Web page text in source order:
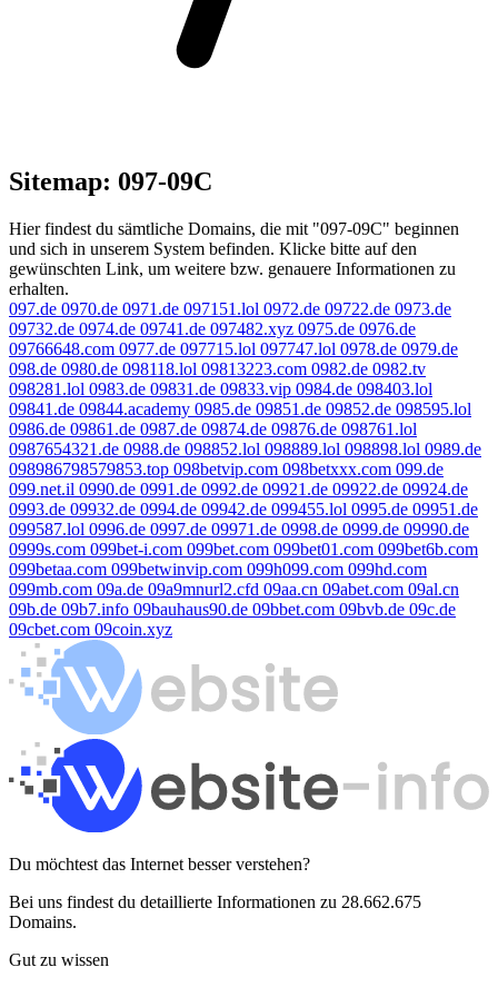
Sitemap: 097-09C
Hier findest du sämtliche Domains, die mit "097-09C" beginnen
und sich in unserem System befinden. Klicke bitte auf den
gewünschten Link, um weitere bzw. genauere Informationen zu
erhalten.
097.de 0970.de 0971.de 097151.lol 0972.de 09722.de 0973.de
09732.de 0974.de 09741.de 097482.xyz 0975.de 0976.de
09766648.com 0977.de 097715.lol 097747.lol 0978.de 0979.de
098.de 0980.de 098118.lol 09813223.com 0982.de 0982.tv
098281.lol 0983.de 09831.de 09833.vip 0984.de 098403.lol
09841.de 09844.academy 0985.de 09851.de 09852.de 098595.lol
0986.de 09861.de 0987.de 09874.de 09876.de 098761.lol
0987654321.de 0988.de 098852.lol 098889.lol 098898.lol 0989.de
098986798579853.top 098betvip.com 098betxxx.com 099.de
099.net.il 0990.de 0991.de 0992.de 09921.de 09922.de 09924.de
0993.de 09932.de 0994.de 09942.de 099455.lol 0995.de 09951.de
099587.lol 0996.de 0997.de 09971.de 0998.de 0999.de 09990.de
0999s.com 099bet-i.com 099bet.com 099bet01.com 099bet6b.com
099betaa.com 099betwinvip.com 099h099.com 099hd.com
099mb.com 09a.de 09a9mnurl2.cfd 09aa.cn 09abet.com 09al.cn
09b.de 09b7.info 09bauhaus90.de 09bbet.com 09bvb.de 09c.de
09cbet.com 09coin.xyz
Du möchtest das Internet besser verstehen?
Bei uns findest du detaillierte Informationen zu 28.662.675
Domains.
Gut zu wissen